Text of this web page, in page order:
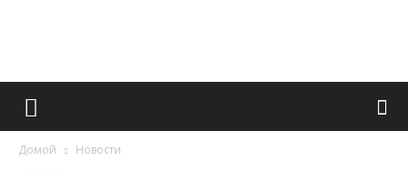
Французский
Домой Новости